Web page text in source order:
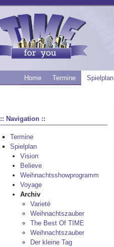
Home Termine Spielplan
:: Navigation ::
Termine
Spielplan
Vision
Believe
Weihnachtsshowprogramm
Voyage
Archiv
Varieté
Weihnachtszauber
The Best Of TIME
Weihnachtszauber
Der kleine Tag